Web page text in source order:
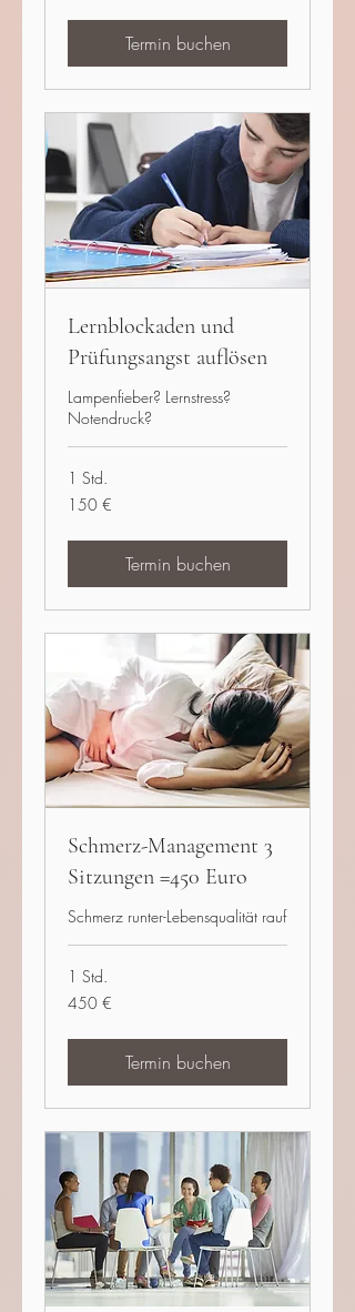
Termin buchen
Lernblockaden und
Prüfungsangst auflösen
Lampenfieber? Lernstress?
Notendruck?
1 Std.
150
Euro
150 €
Termin buchen
Schmerz-Management 3
Sitzungen =450 Euro
Schmerz runter-Lebensqualität rauf
1 Std.
450
Euro
450 €
Termin buchen